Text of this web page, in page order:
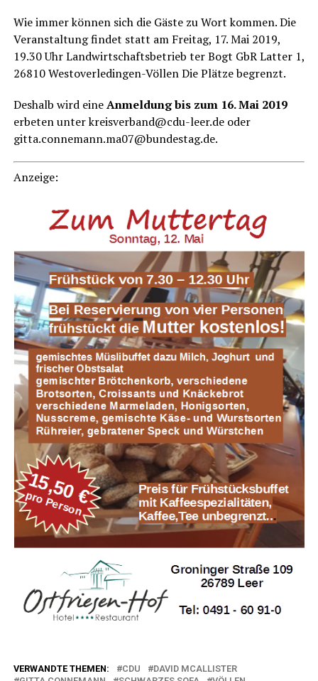
Wie immer kön­nen sich die Gäs­te zu Wort kom­men. Die
Ver­an­stal­tung fin­det statt am Frei­tag, 17. Mai 2019,
19.30 Uhr Land­wirt­schafts­be­trieb ter Bogt GbR Lat­ter 1,
26810 Wes­t­ov­er­le­din­gen-Völ­len Die Plät­ze begrenzt.
Des­halb wird eineAnmel­dung bis zum 16. Mai 2019
erbe­ten unter kreisverband@cdu-leer.de oder
gitta.connemann.ma07@bundestag.de.
Anzei­ge:
VERWANDTE THEMEN: CDU
DAVID MCALLISTER